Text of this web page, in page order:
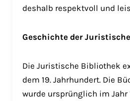
deshalb respektvoll und
Geschichte der
Die Juristische Bibliothek
dem 19. Jahrhundert. Die
wurde ursprünglich im Jahr